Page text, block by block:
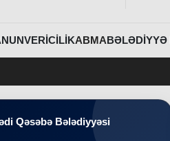
ABMABƏLƏDIYYƏ
Qəsəbə Bələdiyyəsi